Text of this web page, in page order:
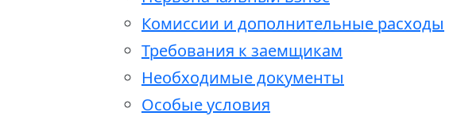
Комиссии и дополнительные расходы
Требования к заемщикам
Необходимые документы
Особые условия